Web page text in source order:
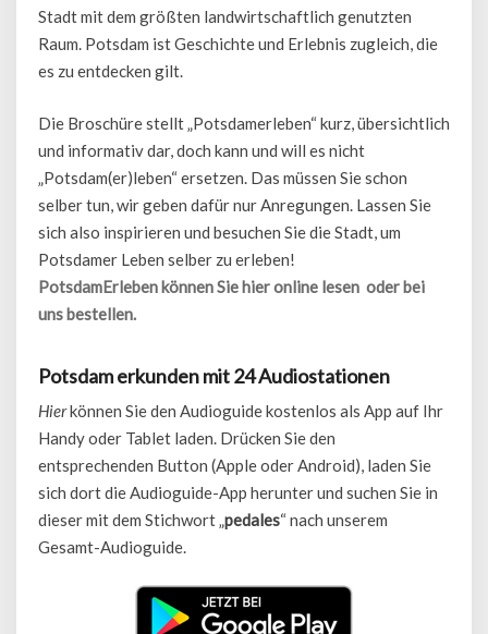
Stadt mit dem größten landwirtschaftlich genutzten
Raum. Potsdam ist Geschichte und Erlebnis zugleich, die
es zu entdecken gilt.
Die Broschüre stellt „Potsdamerleben“ kurz, übersichtlich
und informativ dar, doch kann und will es nicht
„Potsdam(er)leben“ ersetzen. Das müssen Sie schon
selber tun, wir geben dafür nur Anregungen. Lassen Sie
sich also inspirieren und besuchen Sie die Stadt, um
Potsdamer Leben selber zu erleben!
PotsdamErleben können Sie hier online lesen oder bei
uns bestellen.
Potsdam erkunden mit 24 Audiostationen
Hierkönnen Sie den Audioguide kostenlos als App auf Ihr
Handy oder Tablet laden. Drücken Sie den
entsprechenden Button (Apple oder Android), laden Sie
sich dort die Audioguide-App herunter und suchen Sie in
dieser mit dem Stichwort „ pedales“ nach unserem
Gesamt-Audioguide.